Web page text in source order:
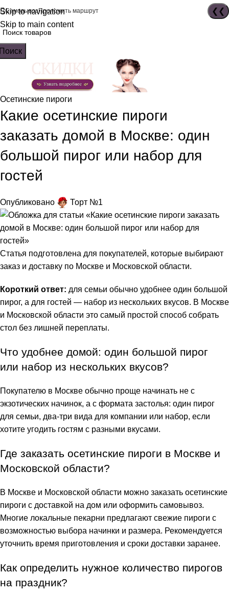
Skip to navigation
Skip to main content
СамовывозПроложить маршрут
Осетинские пироги
Какие осетинские пироги
заказать домой в Москве: один
большой пирог или набор для
гостей
Опубликовано Торт №1
Статья подготовлена для покупателей, которые выбирают
заказ и доставку по Москве и Московской области.
Короткий ответ: для семьи обычно удобнее один большой
пирог, а для гостей — набор из нескольких вкусов. В Москве
и Московской области это самый простой способ собрать
стол без лишней переплаты.
Что удобнее домой: один большой пирог
или набор из нескольких вкусов?
Покупателю в Москве обычно проще начинать не с
экзотических начинок, а с формата застолья: один пирог
для семьи, два-три вида для компании или набор, если
хотите угодить гостям с разными вкусами.
Где заказать осетинские пироги в Москве и
Московской области?
В Москве и Московской области можно заказать осетинские
пироги с доставкой на дом или оформить самовывоз.
Многие локальные пекарни предлагают свежие пироги с
возможностью выбора начинки и размера. Рекомендуется
уточнить время приготовления и сроки доставки заранее.
Как определить нужное количество пирогов
на праздник?